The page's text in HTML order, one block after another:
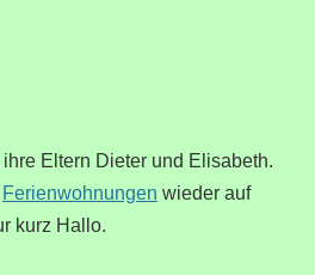
Eltern Dieter und Elisabeth.
Ferienwohnungen wieder auf
kurz Hallo.